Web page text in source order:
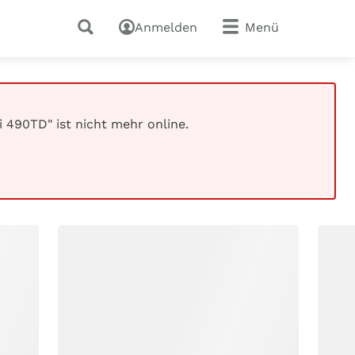
Anmelden Menü
490TD" ist nicht mehr online.